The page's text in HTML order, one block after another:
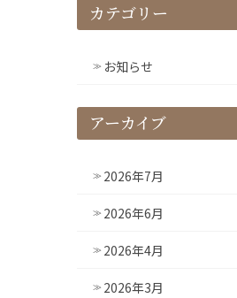
カテゴリー
お知らせ
アーカイブ
2026年7月
2026年6月
2026年4月
2026年3月